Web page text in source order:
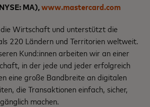
MA),www.mastercard.com
Wirtschaft und unterstützt die
220 Ländern und Territorien weltweit.
Kund:innen arbeiten wir an einer
in der jede und jeder erfolgreich
eine große Bandbreite an digitalen
die Transaktionen einfach, sicher,
machen.